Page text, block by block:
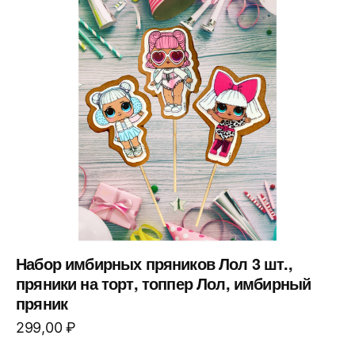
Набор имбирных пряников Лол 3 шт.,
пряники на торт, топпер Лол, имбирный
пряник
299,00₽